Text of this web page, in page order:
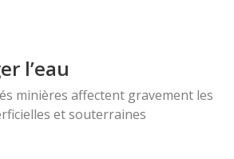
l’eau
minières affectent gravement les
et souterraines